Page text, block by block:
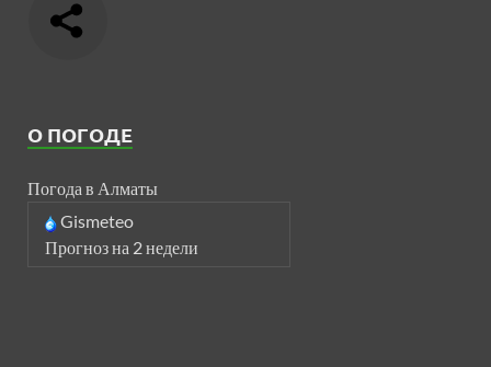
О ПОГОДЕ
Погода в Алматы
Gismeteo
Прогноз на 2 недели